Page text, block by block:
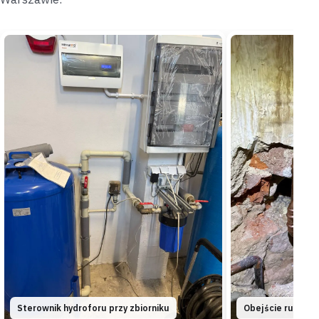
blok z wielkiej płyty
„Coraz wolniej schodząca woda w wannie zaczęła
wreszcie cuchnąć odpływem.”
Oczyściliśmy syfon i pion ciśnieniem, dodatkowo
uszczelniając stare złącze rewizji —na wykonaną
robotę daliśmy dwuletnią gwarancję.
Udrożnione Gwarancja na złącze
Zacisze dom jednorodzinny
„Świeżo zamontowana umywalka kołysała się przy
każdym oparciu ręki.”
Douszczelniliśmy podejście i dokręciliśmy mocowanie do
blatu silikonem sanitarnym —umywalka stoi teraz
pewnie.
Sterownik hydroforu przy zbiorniku Obejście rur